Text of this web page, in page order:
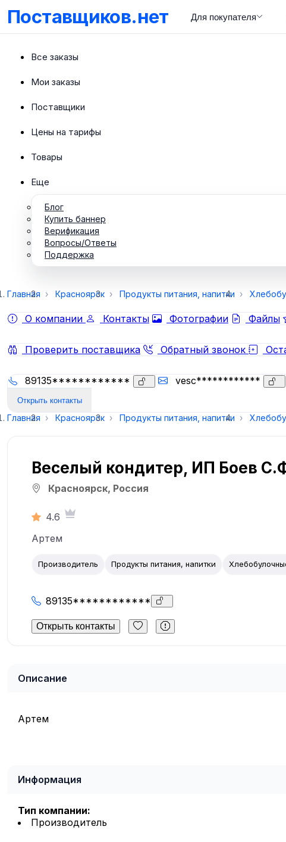
Поставщиков.нет Для покупателя
Все заказы
Мои заказы
Поставщики
Цены на тарифы
Товары
Еще
Блог
Купить баннер
Верификация
Вопросы/Ответы
Поддержка
Главная Красноярск Продукты питания, напитки
О компании
Контакты Фотографии Файлы
Проверить поставщика Обратный звонок
89135************ vesc************
Открыть контакты
Главная Красноярск Продукты питания, напитки
Веселый кондитер, ИП Боев
Красноярск, Россия
4.6
Артем
Производитель Продукты питания, напитки
89135************
Открыть контакты
Описание
Артем
Информация
Тип компании:
Производитель